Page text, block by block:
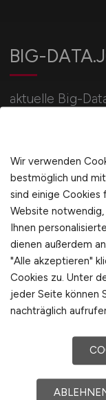
BIG-
aktuelle Big-
Für
Für
Mediadaten &
Arbeitgeber
Arbeitgeber
Wir verwenden
bestmöglich und
sind einige Cookies
Website
Ihnen
dienen außerdem
"Alle akzeptieren"
Cookies zu. Unter
jeder Seite können
nachträglich